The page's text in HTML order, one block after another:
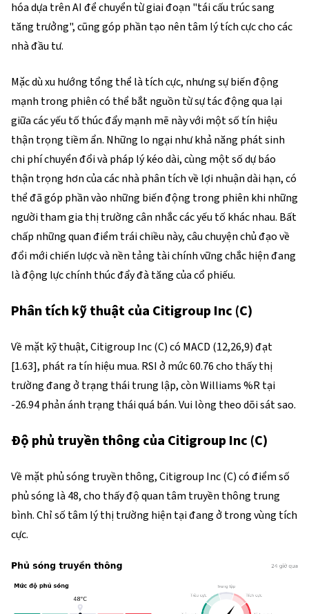
hóa dựa trên AI để chuyển từ giai đoạn "tái cấu trúc sang
tăng trưởng", cũng góp phần tạo nên tâm lý tích cực cho các
nhà đầu tư.
Mặc dù xu hướng tổng thể là tích cực, nhưng sự biến động
mạnh trong phiên có thể bắt nguồn từ sự tác động qua lại
giữa các yếu tố thúc đẩy mạnh mẽ này với một số tín hiệu
thận trọng tiềm ẩn. Những lo ngại như khả năng phát sinh
chi phí chuyển đổi và pháp lý kéo dài, cùng một số dự báo
thận trọng hơn của các nhà phân tích về lợi nhuận dài hạn, có
thể đã góp phần vào những biến động trong phiên khi những
người tham gia thị trường cân nhắc các yếu tố khác nhau. Bất
chấp những quan điểm trái chiều này, câu chuyện chủ đạo về
đổi mới chiến lược và nền tảng tài chính vững chắc hiện đang
là động lực chính thúc đẩy đà tăng của cổ phiếu.
Phân tích kỹ thuật của Citigroup Inc (C)
Về mặt kỹ thuật, Citigroup Inc (C) có MACD (12,26,9) đạt
[1.63], phát ra tín hiệu mua. RSI ở mức 60.76 cho thấy thị
trường đang ở trạng thái trung lập, còn Williams %R tại
-26.94 phản ánh trạng thái quá bán. Vui lòng theo dõi sát sao.
Độ phủ truyền thông của Citigroup Inc (C)
Về mặt phủ sóng truyền thông, Citigroup Inc (C) có điểm số
phủ sóng là 48, cho thấy độ quan tâm truyền thông trung
bình. Chỉ số tâm lý thị trường hiện tại đang ở trong vùng tích
cực.